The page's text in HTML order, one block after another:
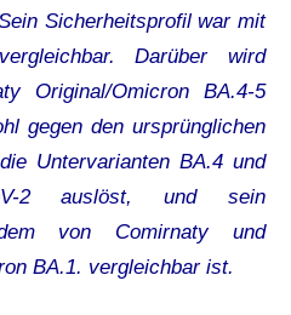
Sicherheitsprofil war mit
Darüber wird
Original/Omicron BA.4-5
gegen den ursprünglichen
Untervarianten BA.4 und
2 auslöst, und sein
von Comirnaty und
BA.1. vergleichbar ist.